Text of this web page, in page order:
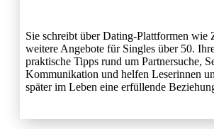
Sie schreibt über Dating-Plattformen wie
weitere Angebote für Singles über 50.
praktische Tipps rund um Partnersuche,
Kommunikation und helfen Leserinnen
später im Leben eine erfüllende